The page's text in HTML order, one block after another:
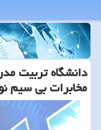
دانشگاه تربیت
مخابرات بی سیم